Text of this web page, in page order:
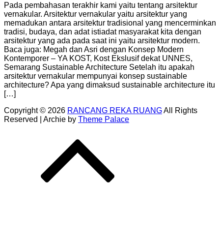
Pada pembahasan terakhir kami yaitu tentang arsitektur
vernakular. Arsitektur vernakular yaitu arsitektur yang
memadukan antara arsitektur tradisional yang mencerminkan
tradisi, budaya, dan adat istiadat masyarakat kita dengan
arsitektur yang ada pada saat ini yaitu arsitektur modern.
Baca juga: Megah dan Asri dengan Konsep Modern
Kontemporer – YA KOST, Kost Ekslusif dekat UNNES,
Semarang Sustainable Architecture Setelah itu apakah
arsitektur vernakular mempunyai konsep sustainable
architecture? Apa yang dimaksud sustainable architecture itu
[…]
Copyright © 2026 RANCANG REKA RUANGAll Rights
Reserved | Archie by Theme Palace